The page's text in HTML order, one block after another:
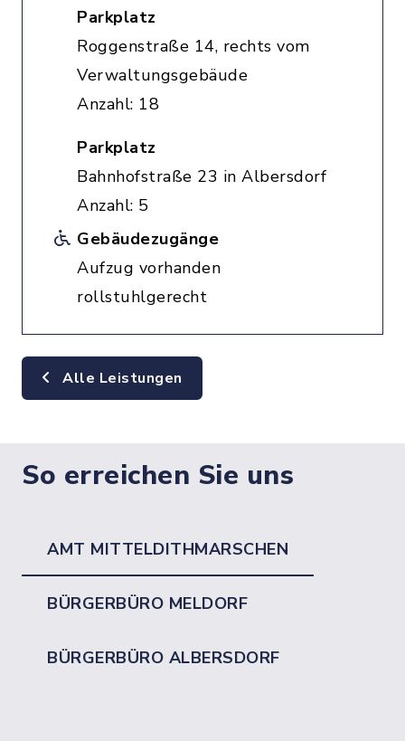
Parkplatz
Roggenstraße 14, rechts vom
Verwaltungsgebäude
Anzahl: 18
Parkplatz
Bahnhofstraße 23 in Albersdorf
Anzahl: 5
Gebäudezugänge
Aufzug vorhanden
rollstuhlgerecht
Alle Leistungen
So erreichen Sie uns
AMT MITTELDITHMARSCHEN
BÜRGERBÜRO MELDORF
BÜRGERBÜRO ALBERSDORF